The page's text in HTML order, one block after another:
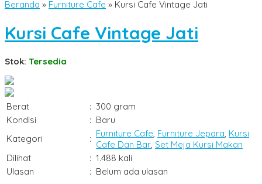
Beranda » Furniture Cafe » Kursi Cafe Vintage Jati
Kursi Cafe Vintage Jati
Stok: Tersedia
Berat : 300 gram
Kondisi
: Baru
Kategori
: Furniture Cafe, Furniture Jepara, Kursi
Cafe Dan Bar, Set Meja Kursi Makan
Dilihat
: 1.488 kali
Ulasan
: Belum ada ulasan